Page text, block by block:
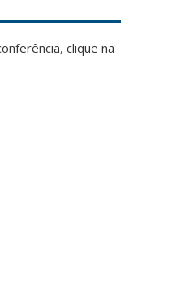
clique na